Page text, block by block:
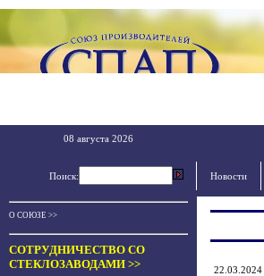
08 августа 2026
Поиск: Новости
О СОЮЗЕ >>
СОТРУДНИЧЕСТВО СО
СТЕКЛОЗАВОДАМИ >>
22.03.2024